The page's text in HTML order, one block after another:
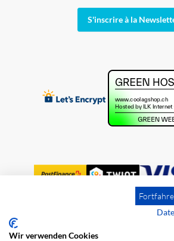
S'inscrire à la
Wir verwenden Cookies